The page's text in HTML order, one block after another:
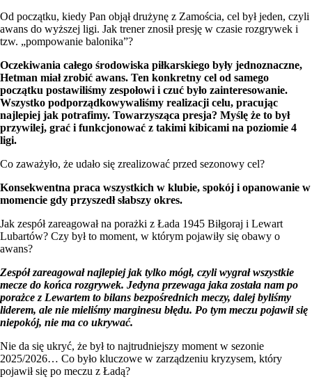
Od początku, kiedy Pan objął drużynę z Zamościa, cel był jeden, czyli
awans do wyższej ligi. Jak trener znosił presję w czasie rozgrywek i
tzw. „pompowanie balonika”?
Oczekiwania całego środowiska piłkarskiego były jednoznaczne,
Hetman miał zrobić awans. Ten konkretny cel od samego
początku postawiliśmy zespołowi i czuć było zainteresowanie.
Wszystko podporządkowywaliśmy realizacji celu, pracując
najlepiej jak potrafimy. Towarzysząca presja? Myślę że to był
przywilej, grać i funkcjonować z takimi kibicami na poziomie 4
ligi.
Co zaważyło, że udało się zrealizować przed sezonowy cel?
Konsekwentna praca wszystkich w klubie, spokój i opanowanie w
momencie gdy przyszedł słabszy okres.
Jak zespół zareagował na porażki z Łada 1945 Biłgoraj i Lewart
Lubartów? Czy był to moment, w którym pojawiły się obawy o
awans?
Zespół zareagował najlepiej jak tylko mógł, czyli wygrał wszystkie
mecze do końca rozgrywek. Jedyna przewaga jaka została nam po
porażce z Lewartem to bilans bezpośrednich meczy, dalej byliśmy
liderem, ale nie mieliśmy marginesu błędu. Po tym meczu pojawił się
niepokój, nie ma co ukrywać.
Nie da się ukryć, że był to najtrudniejszy moment w sezonie
2025/2026… Co było kluczowe w zarządzeniu kryzysem, który
pojawił się po meczu z Ładą?